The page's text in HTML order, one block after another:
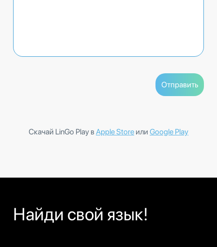
Скачай LinGo Play в Apple Store или Google Play
Найди свой язык!